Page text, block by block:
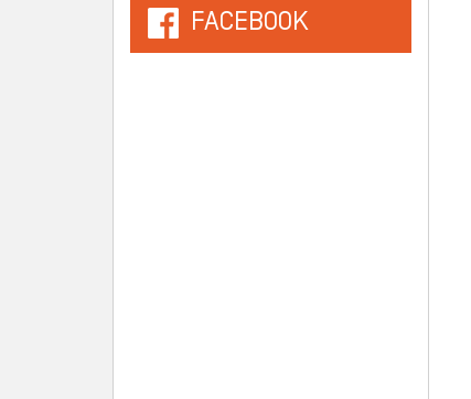
FACEBOOK